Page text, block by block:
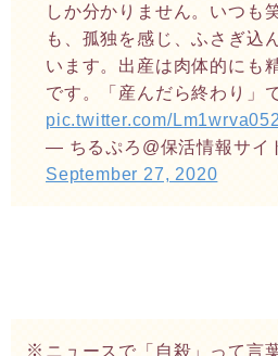
しか分かりません。いつも
も、孤独を感じ、ふさぎ込
います。出産は肉体的にも
です。「産んだら終わり」
pic.twitter.com/Lm1wrva052
— ちるぷろ@保活情報サイ
September 27, 2020
ニュースで「自殺」って言